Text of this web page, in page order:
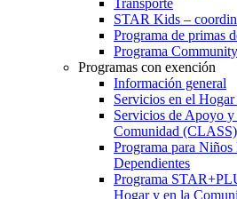
STAR Kids –
Programa de primas
Programa
Programas con exención
Información general
Servicios en el
Servicios de Apoyo
Comunidad (CLASS)
Programa para Niños
Dependientes
Programa
Hogar y en la